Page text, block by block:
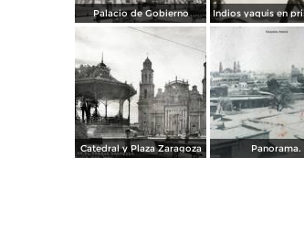
Palacio de Gobierno
Catedral y Plaza Zaragoza Panorama.